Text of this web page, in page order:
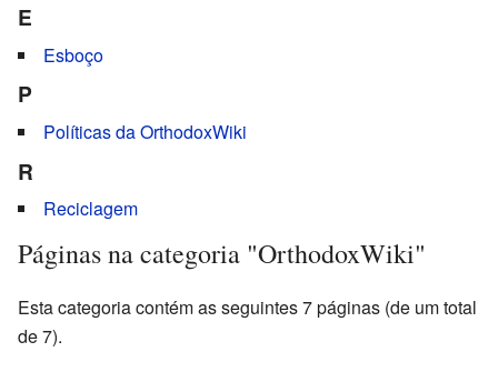
E
Esboço
P
Políticas da OrthodoxWiki
R
Reciclagem
Páginas na categoria "OrthodoxWiki"
Esta categoria contém as seguintes 7 páginas (de um total
de 7).